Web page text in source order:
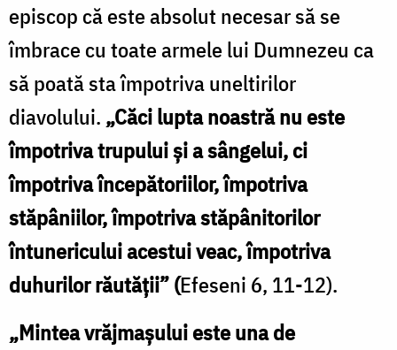
episcop că este absolut necesar să se
îmbrace cu toate armele lui Dumnezeu ca
să poată sta împotriva uneltirilor
diavolului. „Căci lupta noastră nu este
împotriva trupului şi a sângelui, ci
împotriva începătoriilor, împotriva
stăpâniilor, împotriva stăpânitorilor
întunericului acestui veac, împotriva
duhurilor răutăţii” (Efeseni 6, 11-12).
„Mintea vrăjmașului este una de